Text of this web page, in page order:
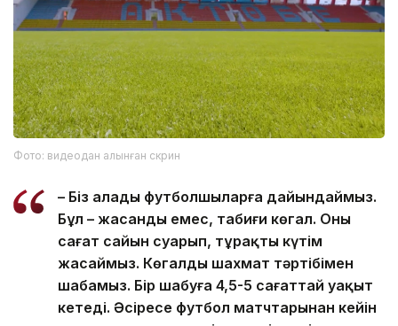
Фото: видеодан алынған скрин
– Біз алаңды футболшыларға дайындаймыз.
Бұл – жасанды емес, табиғи көгал. Оны
сағат сайын суарып, тұрақты күтім
жасаймыз. Көгалды шахмат тәртібімен
шабамыз. Бір шабуға 4,5-5 сағаттай уақыт
кетеді. Әсіресе футбол матчтарынан кейін